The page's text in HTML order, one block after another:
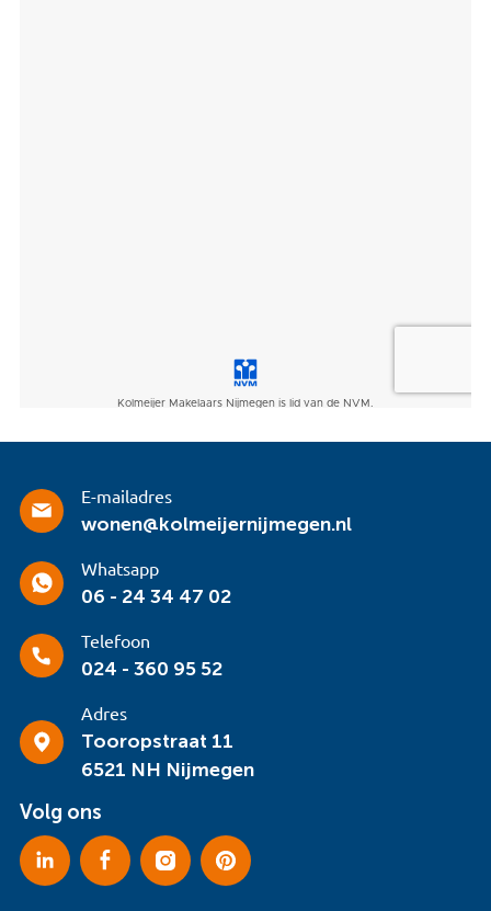
E-mailadres
wonen@kolmeijernijmegen.nl
Whatsapp
06 - 24 34 47 02
Telefoon
024 - 360 95 52
Adres
Tooropstraat 11
6521 NH Nijmegen
Volg ons